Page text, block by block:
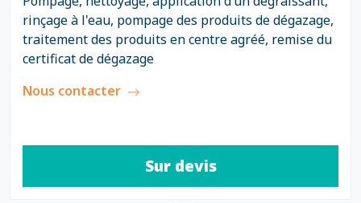
rinçage à l'eau, pompage des produits de dégazage,
traitement des produits en centre agréé, remise du
certificat de dégazage
Nous contacter
Sur devis